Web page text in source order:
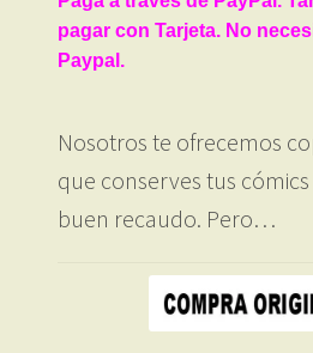
pagar con Tarjeta. No
Paypal.
Nosotros te ofrecemos
que conserves tus
buen recaudo. Pero…